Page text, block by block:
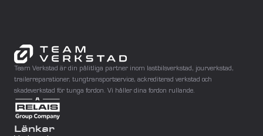
Norrköping
Eskilstuna
Team Verkstad är din pålitliga partner inom lastbilsverkstad, jourverkstad,
trailerreparationer, tungtransportservice, ackrediterad verkstad och
skadeverkstad för tunga fordon. Vi håller dina fordon rullande.
Länkar